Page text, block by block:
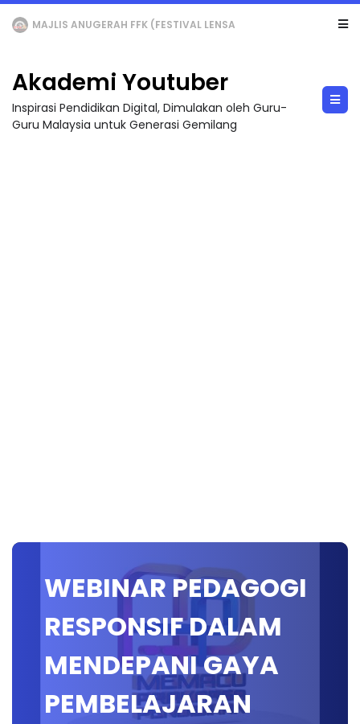
LIVE 🔴 [LIVE] MATEMATIK SR, WANG TAHUN 6 OLEH CIKGU ANITA #ALLINONE #141 #...
Akademi Youtuber
Inspirasi Pendidikan Digital, Dimulakan oleh Guru-
Guru Malaysia untuk Generasi Gemilang
WEBINAR PEDAGOGI
RESPONSIF DALAM
MENDEPANI GAYA
PEMBELAJARAN